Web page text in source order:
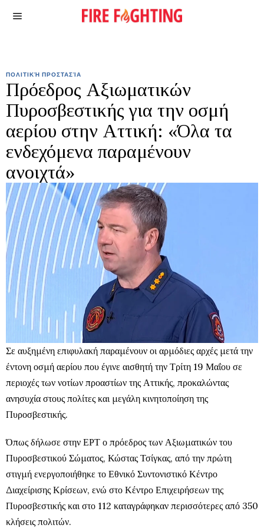
ΠΟΛΙΤΙΚΉ ΠΡΟΣΤΑΣΊΑ
Πρόεδρος Αξιωματικών
Πυροσβεστικής για την οσμή
αερίου στην Αττική: «Όλα τα
ενδεχόμενα παραμένουν
ανοιχτά»
Σε αυξημένη επιφυλακή παραμένουν οι αρμόδιες αρχές μετά την
έντονη οσμή αερίου που έγινε αισθητή την Τρίτη 19 Μαΐου σε
περιοχές των νοτίων προαστίων της Αττικής, προκαλώντας
ανησυχία στους πολίτες και μεγάλη κινητοποίηση της
Πυροσβεστικής.
Όπως δήλωσε στην ΕΡΤ ο πρόεδρος των Αξιωματικών του
Πυροσβεστικού Σώματος, Κώστας Τσίγκας, από την πρώτη
στιγμή ενεργοποιήθηκε το Εθνικό Συντονιστικό Κέντρο
Διαχείρισης Κρίσεων, ενώ στο Κέντρο Επιχειρήσεων της
Πυροσβεστικής και στο 112 καταγράφηκαν περισσότερες από 350
κλήσεις πολιτών.